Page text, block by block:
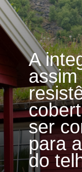
A
ser
para
do